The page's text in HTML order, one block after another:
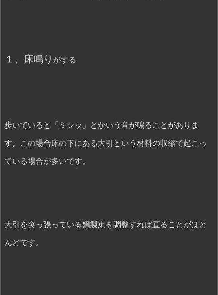
１、床鳴り がする
歩いていると「ミシッ」とかいう音が鳴ることがありま
す。この場合床の下にある大引という材料の収縮で起こっ
ている場合が多いです。
大引を突っ張っている鋼製束を調整すれば直ることがほと
んどです。